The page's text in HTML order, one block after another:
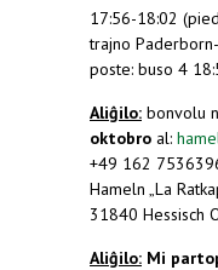
17:56-18:02
trajno
poste: buso 4
Aliĝilo: bonvolu
oktobro al:
+49 162
Hameln „La
31840 Hessisch
Aliĝilo: Mi